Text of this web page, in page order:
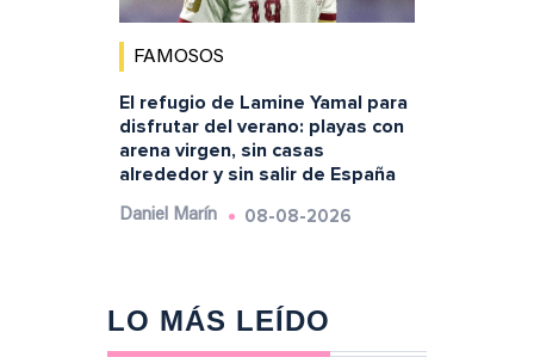
FAMOSOS
El refugio de Lamine Yamal para
disfrutar del verano: playas con
arena virgen, sin casas
alrededor y sin salir de España
Daniel Marín 08-08-2026
LO MÁS LEÍDO